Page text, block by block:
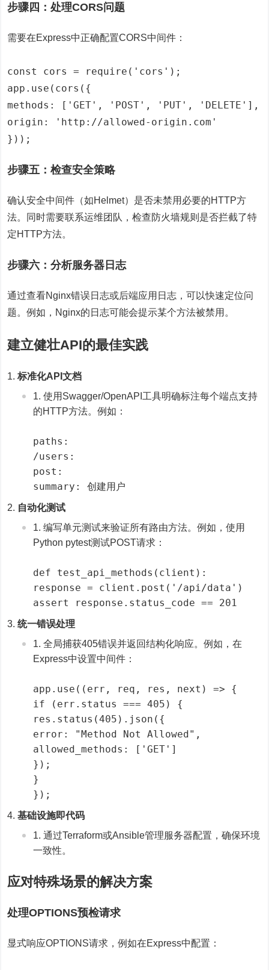
步骤四：处理CORS问题
需要在Express中正确配置CORS中间件：
const cors = require('cors');
app.use(cors({
methods: ['GET', 'POST', 'PUT', 'DELETE'],
origin: 'http://allowed-origin.com'
}));
步骤五：检查安全策略
确认安全中间件（如Helmet）是否未禁用必要的HTTP方
法。同时需要联系运维团队，检查防火墙规则是否拦截了特
定HTTP方法。
步骤六：分析服务器日志
通过查看Nginx错误日志或后端应用日志，可以快速定位问
题。例如，Nginx的日志可能会提示某个方法被禁用。
建立健壮API的最佳实践
标准化API文档
使用Swagger/OpenAPI工具明确标注每个端点支持
的HTTP方法。例如：
paths:
/users:
post:
summary: 创建用户
自动化测试
编写单元测试来验证所有路由方法。例如，使用
Python pytest测试POST请求：
def test_api_methods(client):
response = client.post('/api/data')
assert response.status_code == 201
统一错误处理
全局捕获405错误并返回结构化响应。例如，在
Express中设置中间件：
app.use((err, req, res, next) => {
if (err.status === 405) {
res.status(405).json({
error: "Method Not Allowed",
allowed_methods: ['GET']
});
}
});
基础设施即代码
通过Terraform或Ansible管理服务器配置，确保环境
一致性。
应对特殊场景的解决方案
处理OPTIONS预检请求
显式响应OPTIONS请求，例如在Express中配置：